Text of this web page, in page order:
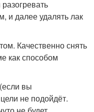
и далее удалять лак
Качественно снять
как способом
вы
не подойдёт.